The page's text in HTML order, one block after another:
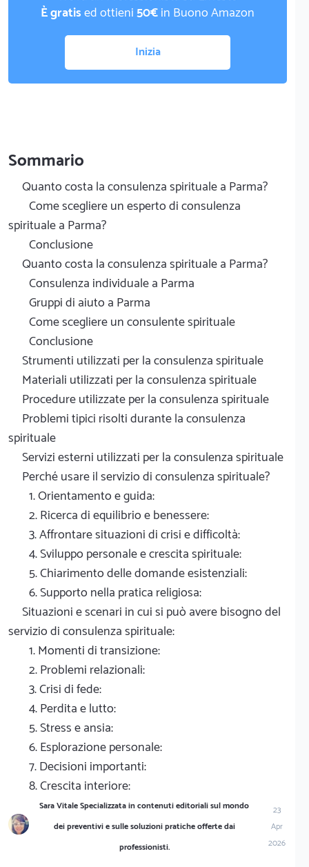
È gratised ottieni50€in Buono Amazon
Inizia
Sommario
Quanto costa la consulenza spirituale a Parma?
Come scegliere un esperto di consulenza
spirituale a Parma?
Conclusione
Quanto costa la consulenza spirituale a Parma?
Consulenza individuale a Parma
Gruppi di aiuto a Parma
Come scegliere un consulente spirituale
Conclusione
Strumenti utilizzati per la consulenza spirituale
Materiali utilizzati per la consulenza spirituale
Procedure utilizzate per la consulenza spirituale
Problemi tipici risolti durante la consulenza
spirituale
Servizi esterni utilizzati per la consulenza spirituale
Perché usare il servizio di consulenza spirituale?
1. Orientamento e guida:
2. Ricerca di equilibrio e benessere:
3. Affrontare situazioni di crisi e difficoltà:
4. Sviluppo personale e crescita spirituale:
5. Chiarimento delle domande esistenziali:
6. Supporto nella pratica religiosa:
Situazioni e scenari in cui si può avere bisogno del
servizio di consulenza spirituale:
1. Momenti di transizione:
2. Problemi relazionali:
3. Crisi di fede:
4. Perdita e lutto:
5. Stress e ansia:
6. Esplorazione personale:
7. Decisioni importanti:
8. Crescita interiore:
Sara Vitale Specializzata in contenuti editoriali sul mondo
dei preventivi e sulle soluzioni pratiche offerte dai
professionisti.
23
Apr
2026